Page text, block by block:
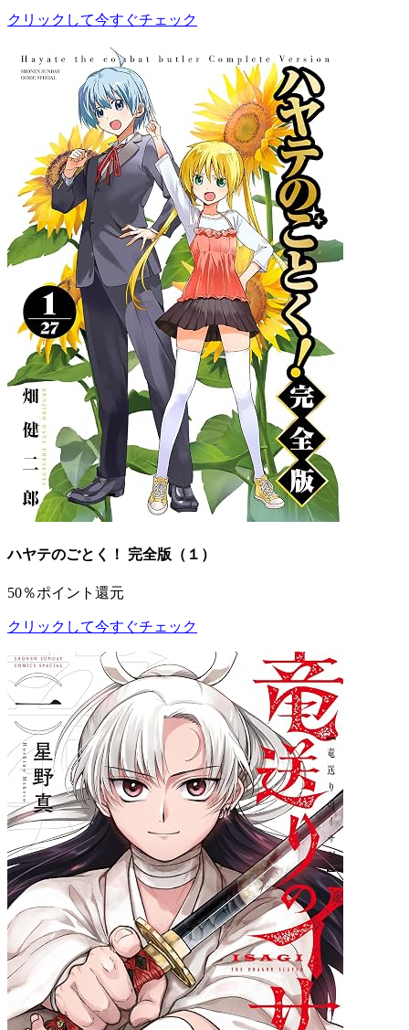
クリックして今すぐチェック
ハヤテのごとく！ 完全版（１）
50％ポイント還元
クリックして今すぐチェック